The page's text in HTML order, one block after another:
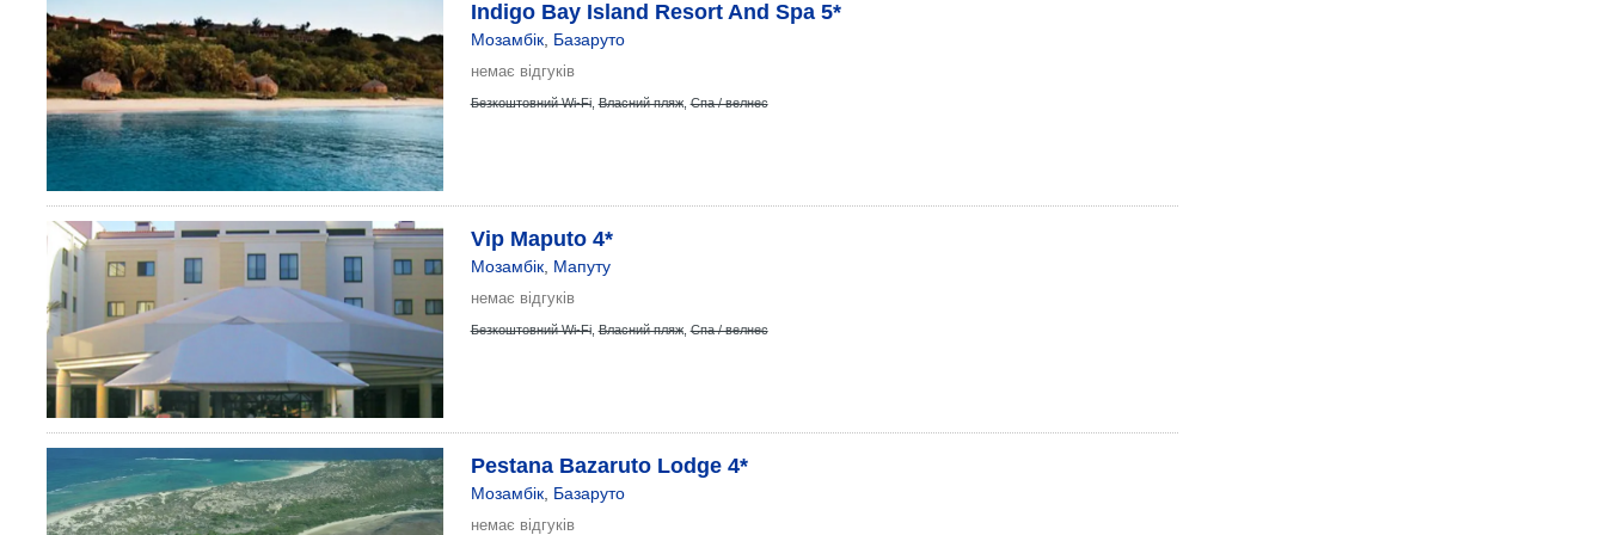
Indigo Bay Island Resort And Spa 5*
Мозамбік, Базаруто
немає відгуків
Безкоштовний Wi-Fi, Власний пляж, Спа / велнес
Vip Maputo 4*
Мозамбік, Мапуту
немає відгуків
Безкоштовний Wi-Fi, Власний пляж, Спа / велнес
Pestana Bazaruto Lodge 4*
Мозамбік, Базаруто
немає відгуків